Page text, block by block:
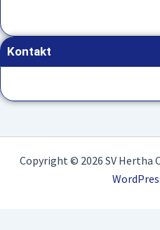
Kontakt
Copyright © 2026 SV Hertha